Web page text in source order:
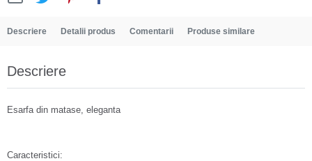
Descriere Detalii produs Comentarii Produse similare
Descriere
Esarfa din matase, eleganta
Caracteristici: